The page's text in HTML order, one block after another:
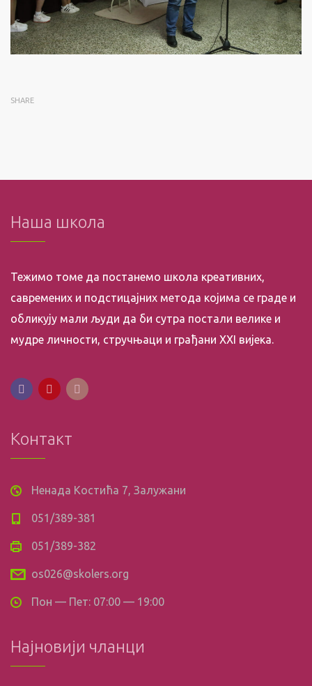
SHARE
Наша школа
Тежимо томе да постанемо школа креативних,
савремених и подстицајних метода којима се граде и
обликују мали људи да би сутра постали велике и
мудре личности, стручњаци и грађани XXI вијека.
Контакт
Ненада Костића 7, Залужани
051/389-381
051/389-382
os026@skolers.org
Пон — Пет: 07:00 — 19:00
Најновији чланци